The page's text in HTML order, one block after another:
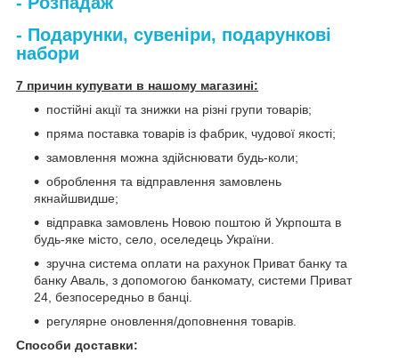
- Подарунки, сувеніри, подарункові
набори
7 причин купувати в нашому магазині:
постійні акції та знижки на різні групи товарів;
пряма поставка товарів із фабрик, чудової якості;
замовлення можна здійснювати будь-коли;
оброблення та відправлення замовлень
якнайшвидше;
відправка замовлень Новою поштою й Укрпошта в
будь-яке місто, село, оселедець України.
зручна система оплати на рахунок Приват банку та
банку Аваль, з допомогою банкомату, системи Приват
24, безпосередньо в банці.
регулярне оновлення/доповнення товарів.
Способи доставки: